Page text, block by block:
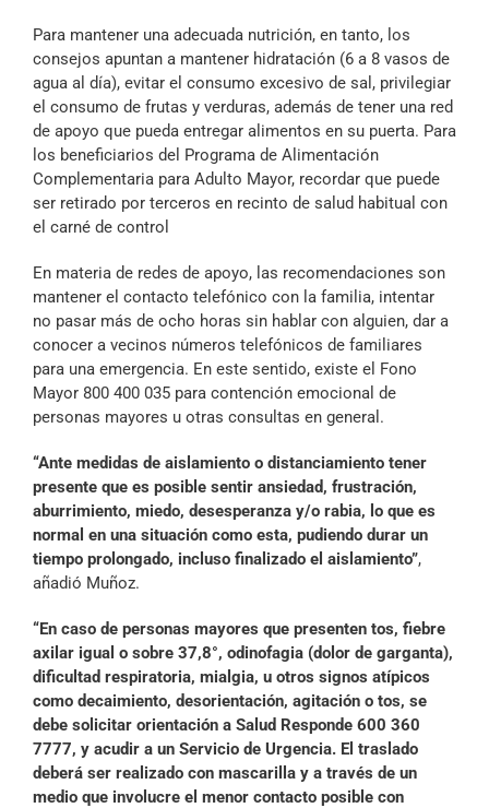
Para mantener una adecuada nutrición, en tanto, los
consejos apuntan a mantener hidratación (6 a 8 vasos de
agua al día), evitar el consumo excesivo de sal, privilegiar
el consumo de frutas y verduras, además de tener una red
de apoyo que pueda entregar alimentos en su puerta. Para
los beneficiarios del Programa de Alimentación
Complementaria para Adulto Mayor, recordar que puede
ser retirado por terceros en recinto de salud habitual con
el carné de control
En materia de redes de apoyo, las recomendaciones son
mantener el contacto telefónico con la familia, intentar
no pasar más de ocho horas sin hablar con alguien, dar a
conocer a vecinos números telefónicos de familiares
para una emergencia. En este sentido, existe el Fono
Mayor 800 400 035 para contención emocional de
personas mayores u otras consultas en general.
“Ante medidas de aislamiento o distanciamiento tener
presente que es posible sentir ansiedad, frustración,
aburrimiento, miedo, desesperanza y/o rabia, lo que es
normal en una situación como esta, pudiendo durar un
tiempo prolongado, incluso finalizado el aislamiento”,
añadió Muñoz.
“En caso de personas mayores que presenten tos, fiebre
axilar igual o sobre 37,8°, odinofagia (dolor de garganta),
dificultad respiratoria, mialgia, u otros signos atípicos
como decaimiento, desorientación, agitación o tos, se
debe solicitar orientación a Salud Responde 600 360
7777, y acudir a un Servicio de Urgencia. El traslado
deberá ser realizado con mascarilla y a través de un
medio que involucre el menor contacto posible con